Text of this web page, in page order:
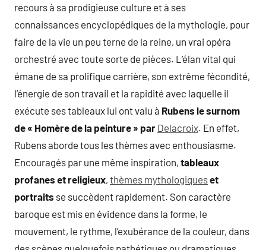
recours à sa prodigieuse culture et à ses
connaissances encyclopédiques de la mythologie, pour
faire de la vie un peu terne de la reine, un vrai opéra
orchestré avec toute sorte de pièces. L’élan vital qui
émane de sa prolifique carrière, son extrême fécondité,
l’énergie de son travail et la rapidité avec laquelle il
exécute ses tableaux lui ont valu à Rubens le surnom
de « Homère de la peinture » par Delacroix. En effet,
Rubens aborde tous les thèmes avec enthousiasme.
Encouragés par une même inspiration, tableaux
profanes et religieux, thèmes mythologiqueset
portraits se succèdent rapidement. Son caractère
baroque est mis en évidence dans la forme, le
mouvement, le rythme, l’exubérance de la couleur, dans